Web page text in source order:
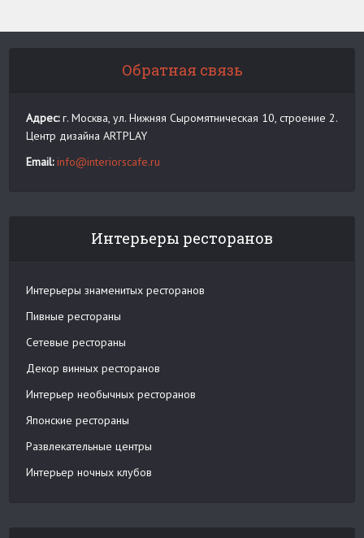
Обратная связь
Адрес:г. Москва, ул. Нижняя Сыромятническая 10, строение 2.
Центр дизайна ARTPLAY
Email: info@interiorscafe.ru
Интерьеры ресторанов
Интерьеры знаменитых ресторанов
Пивные рестораны
Сетевые рестораны
Декор винных ресторанов
Интерьер необычных ресторанов
Японские рестораны
Развлекательные центры
Интерьер ночных клубов